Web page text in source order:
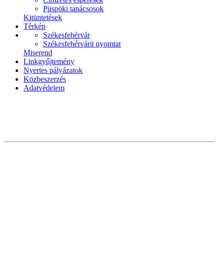
Püspöki tanácsosok
Kitüntetések
Térkép
Székesfehérvár
Székesfehérvárit nyomtat
Miserend
Linkgyűjtemény
Nyertes pályázatok
Közbeszerzés
Adatvédelem